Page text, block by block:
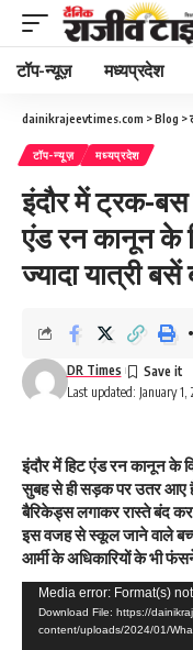
टॉप-न्यूज़ मध्यप्रदेश
dainikrajeevtimes.com >Blog >
टॉप-न्यूज़ मध्यप्रदेश
इंदौर में ट्रक-बस
एंड रन कानून के
ज्यादा यात्री बसें
Last updated: January 1,
DR Times
इंदौर में हिट एंड रन कानून के
सुबह से ही सड़क पर उतर आए
बैरिकेड्स लगाकर रास्ते बंद कर
इस वजह से स्कूल जाने वाले
आर्मी के अधिकारियों के भी
Video
Player
Media error: Format(s)
Download File: https://
content/uploads/2024/01/